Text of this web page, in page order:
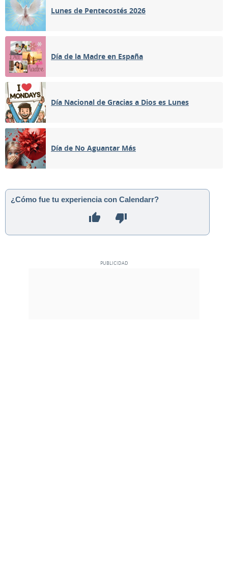
Lunes de Pentecostés 2026
Día de la Madre en España
Día Nacional de Gracias a Dios es Lunes
Día de No Aguantar Más
¿Cómo fue tu experiencia con Calendarr?